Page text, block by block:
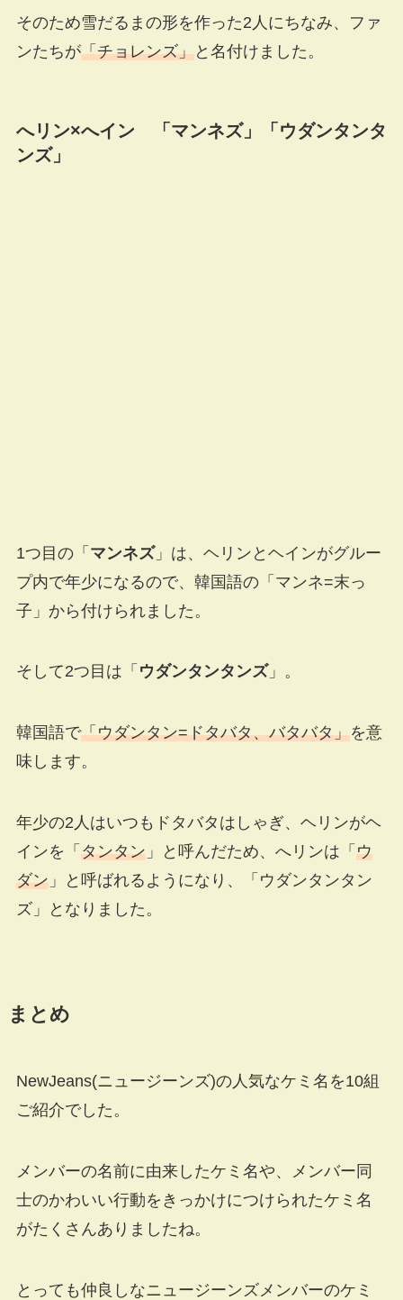
そのため雪だるまの形を作った2人にちなみ、ファ
ンたちが「チョレンズ」と名付けました。
へリン×へイン 「マンネズ」「ウダンタンタ
ンズ」
1つ目の「 マンネズ」は、ヘリンとヘインがグルー
プ内で年少になるので、韓国語の「マンネ=末っ
子」から付けられました。
そして2つ目は「 ウダンタンタンズ」。
韓国語で「ウダンタン=ドタバタ、バタバタ」を意
味します。
年少の2人はいつもドタバタはしゃぎ、ヘリンがヘ
インを「 タンタン」と呼んだため、へリンは「 ウ
ダン」と呼ばれるようになり、「ウダンタンタン
ズ」となりました。
まとめ
NewJeans(ニュージーンズ)の人気なケミ名を10組
ご紹介でした。
メンバーの名前に由来したケミ名や、メンバー同
士のかわいい行動をきっかけにつけられたケミ名
がたくさんありましたね。
とっても仲良しなニュージーンズメンバーのケミ